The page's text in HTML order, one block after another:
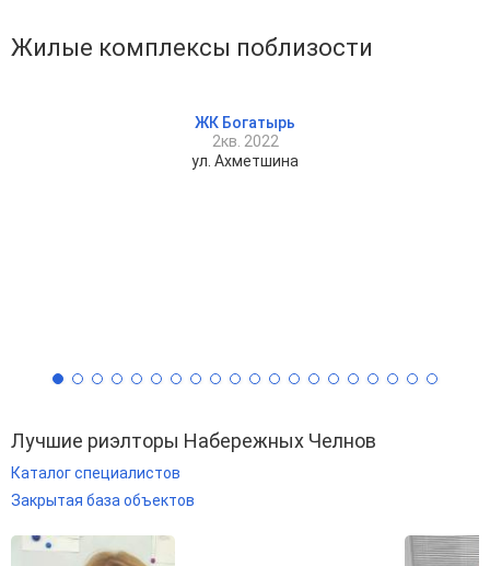
Жилые комплексы поблизости
ЖК Богатырь
2кв. 2022
ул. Ахметшина
Лучшие риэлторы Набережных Челнов
Каталог специалистов
Закрытая база объектов